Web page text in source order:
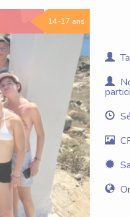
14-17 ans